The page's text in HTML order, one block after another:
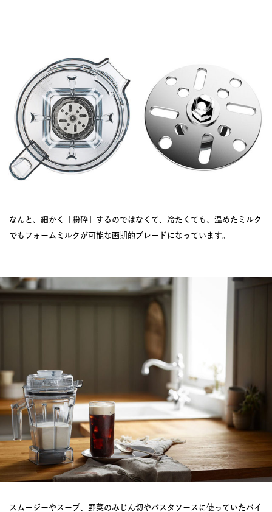
なんと、細かく「粉砕」するのではなくて、冷たくても、温めたミルク
でもフォームミルクが可能な画期的ブレードになっています。
スムージーやスープ、野菜のみじん切やパスタソースに使っていたバイ